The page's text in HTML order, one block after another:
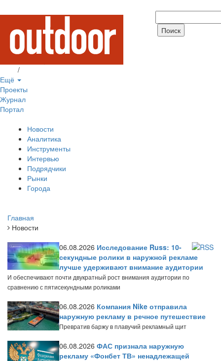
/
Ещё
Проекты
Журнал
Портал
Новости
Аналитика
Инструменты
Интервью
Подрядчики
Рынки
Города
Главная
Новости
06.08.2026 Исследование Russ: 10-
секундные ролики в наружной рекламе
лучше удерживают внимание аудитории
И обеспечивают почти двукратный рост внимания аудитории по
сравнению с пятисекундными роликами
06.08.2026 Компания Nike отправила
наружную рекламу в речное путешествие
Превратив баржу в плавучий рекламный щит
06.08.2026 ФАС признала наружную
рекламу «Фонбет ТВ» ненадлежащей